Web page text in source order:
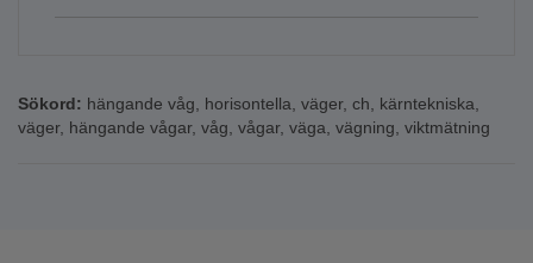
Sökord: hängande våg, horisontella, väger, ch, kärntekniska,
väger, hängande vågar, våg, vågar, väga, vägning, viktmätning